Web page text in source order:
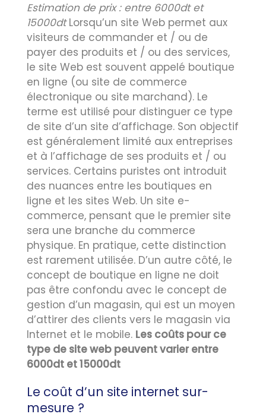
Estimation de prix : entre 6000dt et
15000dtLorsqu’un site Web permet aux
visiteurs de commander et / ou de
payer des produits et / ou des services,
le site Web est souvent appelé boutique
en ligne (ou site de commerce
électronique ou site marchand). Le
terme est utilisé pour distinguer ce type
de site d’un site d’affichage. Son objectif
est généralement limité aux entreprises
et à l’affichage de ses produits et / ou
services. Certains puristes ont introduit
des nuances entre les boutiques en
ligne et les sites Web. Un site e-
commerce, pensant que le premier site
sera une branche du commerce
physique. En pratique, cette distinction
est rarement utilisée. D’un autre côté, le
concept de boutique en ligne ne doit
pas être confondu avec le concept de
gestion d’un magasin, qui est un moyen
d’attirer des clients vers le magasin via
Internet et le mobile. Les coûts pour ce
type de site web peuvent varier entre
6000dt et 15000dt
Le coût d’un site internet sur-
mesure ?